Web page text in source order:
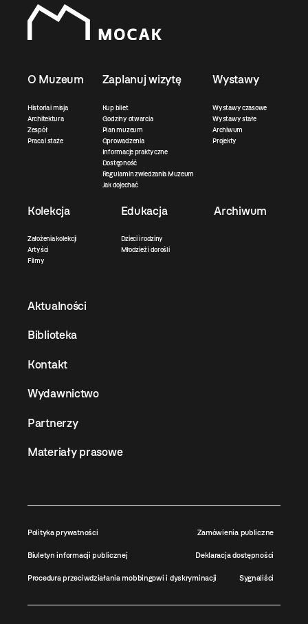
O Muzeum
Historia i misja
Architektura
Zespół
Praca i staże
Zaplanuj wizytę
Kup bilet
Godziny otwarcia
Plan muzeum
Oprowadzenia
Informacje praktyczne
Dostępność
Regulamin zwiedzania Muzeum
Jak dojechać
Wystawy
Wystawy czasowe
Wystawy stałe
Archiwum
Projekty
Kolekcja
Założenia kolekcji
Artyści
Filmy
Edukacja
Dzieci i rodziny
Młodzież i dorośli
Archiwum
Aktualności
Biblioteka
Kontakt
Wydawnictwo
Partnerzy
Materiały prasowe
Polityka prywatności Zamówienia publiczne
Biuletyn informacji publicznej Deklaracja dostępności
Procedura przeciwdziałania mobbingowi i dyskryminacji Sygnaliści